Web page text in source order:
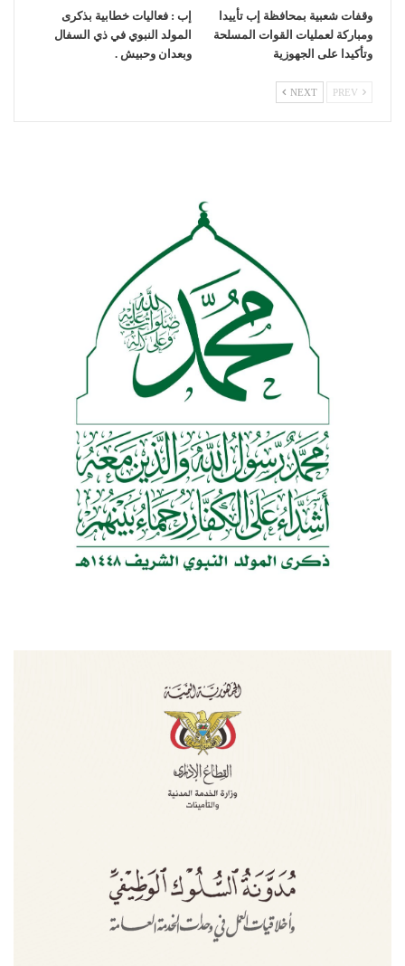
وقفات شعبية بمحافظة إب تأييدا
ومباركة لعمليات القوات المسلحة
وتأكيدا على الجهوزية
إب : فعاليات خطابية بذكرى
المولد النبوي في ذي السفال
وبعدان وحبيش .
NEXT